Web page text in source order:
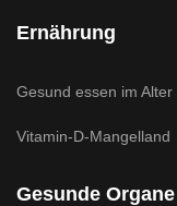
Ernährung
Gesund essen im Alter
Vitamin-D-Mangelland
Gesunde Organe